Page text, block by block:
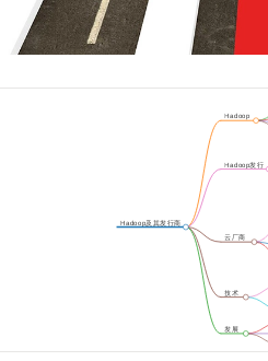
发展
技术
云厂商
Hadoop发行
Hadoop
Hadoop及其发行商